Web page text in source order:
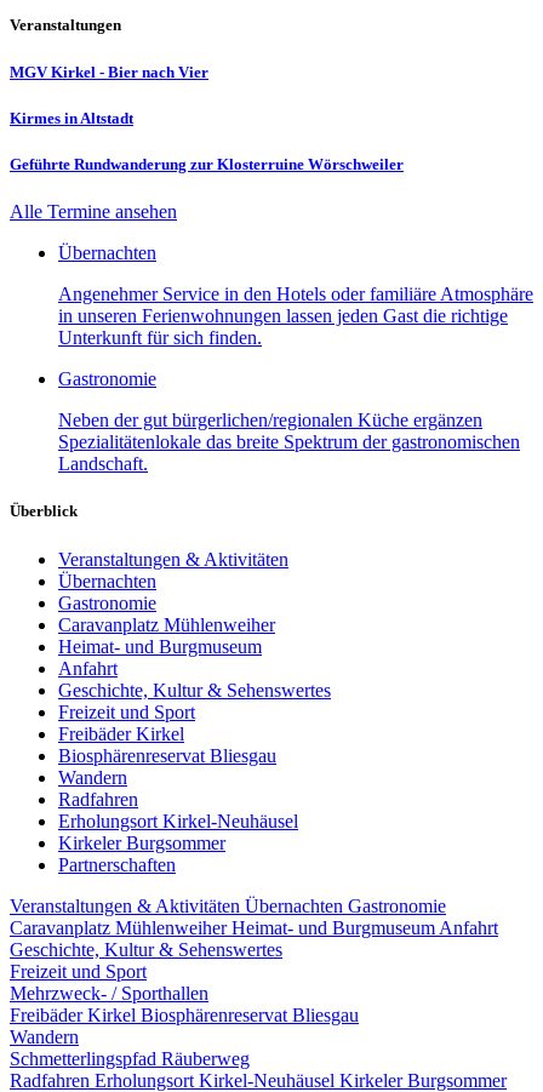
Veranstaltungen
MGV Kirkel - Bier nach Vier
Kirmes in Altstadt
Geführte Rundwanderung zur Klosterruine Wörschweiler
Alle Termine ansehen
Übernachten
Angenehmer Service in den Hotels oder familiäre Atmosphäre
in unseren Ferienwohnungen lassen jeden Gast die richtige
Unterkunft für sich finden.
Gastronomie
Neben der gut bürgerlichen/regionalen Küche ergänzen
Spezialitätenlokale das breite Spektrum der gastronomischen
Landschaft.
Überblick
Veranstaltungen & Aktivitäten
Übernachten
Gastronomie
Caravanplatz Mühlenweiher
Heimat- und Burgmuseum
Anfahrt
Geschichte, Kultur & Sehenswertes
Freizeit und Sport
Freibäder Kirkel
Biosphärenreservat Bliesgau
Wandern
Radfahren
Erholungsort Kirkel-Neuhäusel
Kirkeler Burgsommer
Partnerschaften
Veranstaltungen & Aktivitäten Übernachten Gastronomie
Caravanplatz MühlenweiherHeimat- und Burgmuseum Anfahrt
Geschichte, Kultur & Sehenswertes
Freizeit und Sport
Mehrzweck- / Sporthallen
Freibäder Kirkel Biosphärenreservat Bliesgau
Wandern
Schmetterlingspfad Räuberweg
Radfahren Erholungsort Kirkel-Neuhäusel Kirkeler Burgsommer